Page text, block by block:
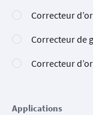
Correcteur
Correcteur de
Correcteur
Applications